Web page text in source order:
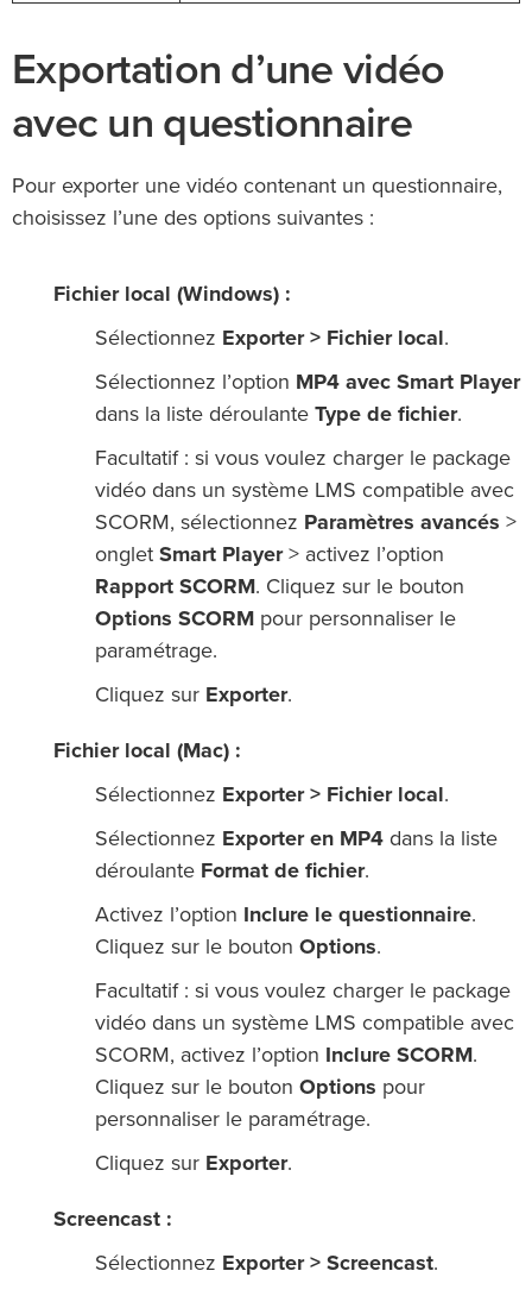
Exportation d’une vidéo
avec un questionnaire
Pour exporter une vidéo contenant un questionnaire,
choisissez l’une des options suivantes :
Fichier local (Windows) :
Sélectionnez Exporter > Fichier local .
Sélectionnez l’option MP4 avec Smart Player
dans la liste déroulante Type de fichier.
Facultatif : si vous voulez charger le package
vidéo dans un système LMS compatible avec
SCORM, sélectionnez Paramètres avancés >
onglet Smart Player> activez l’option
Rapport SCORM . Cliquez sur le bouton
Options SCORM pour personnaliser le
paramétrage.
Cliquez sur Exporter.
Fichier local (Mac) :
Sélectionnez Exporter > Fichier local .
Sélectionnez Exporter en MP4 dans la liste
déroulante Format de fichier.
Activez l’option Inclure le questionnaire.
Cliquez sur le bouton Options.
Facultatif : si vous voulez charger le package
vidéo dans un système LMS compatible avec
SCORM, activez l’option
Inclure SCORM .
Cliquez sur le bouton Options pour
personnaliser le paramétrage.
Cliquez sur Exporter.
Screencast :
Sélectionnez Exporter > Screencast.